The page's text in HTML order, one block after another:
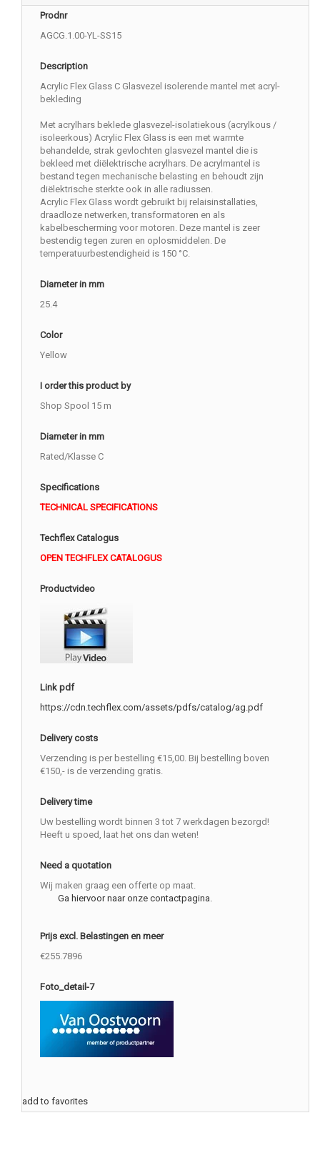
Prodnr
AGCG.1.00-YL-SS15
Description
Acrylic Flex Glass C Glasvezel isolerende mantel met acryl-
bekleding
Met acrylhars beklede glasvezel-isolatiekous (acrylkous /
isoleerkous) Acrylic Flex Glass is een met warmte
behandelde, strak gevlochten glasvezel mantel die is
bekleed met diëlektrische acrylhars. De acrylmantel is
bestand tegen mechanische belasting en behoudt zijn
diëlektrische sterkte ook in alle radiussen.
Acrylic Flex Glass wordt gebruikt bij relaisinstallaties,
draadloze netwerken, transformatoren en als
kabelbescherming voor motoren. Deze mantel is zeer
bestendig tegen zuren en oplosmiddelen. De
temperatuurbestendigheid is 150 °C.
Diameter in mm
25.4
Color
Yellow
I order this product by
Shop Spool 15 m
Diameter in mm
Rated/Klasse C
Specifications
TECHNICAL SPECIFICATIONS
Techflex Catalogus
OPEN TECHFLEX CATALOGUS
Productvideo
Link pdf
https://cdn.techflex.com/assets/pdfs/catalog/ag.pdf
Delivery costs
Verzending is per bestelling €15,00. Bij bestelling boven
€150,- is de verzending gratis.
Delivery time
Uw bestelling wordt binnen 3 tot 7 werkdagen bezorgd!
Heeft u spoed, laat het ons dan weten!
Need a quotation
Wij maken graag een offerte op maat.
Ga hiervoor naar onze contactpagina.
Prijs excl. Belastingen en meer
€255.7896
Foto_detail-7
add to favorites